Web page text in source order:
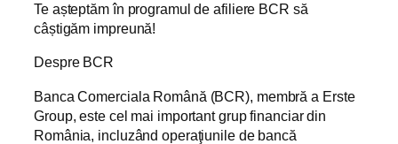
Te așteptăm în programul de afiliere BCR să
câștigăm impreună!
Despre BCR
Banca Comerciala Română (BCR), membră a Erste
Group, este cel mai important grup financiar din
România, incluzând operaţiunile de bancă